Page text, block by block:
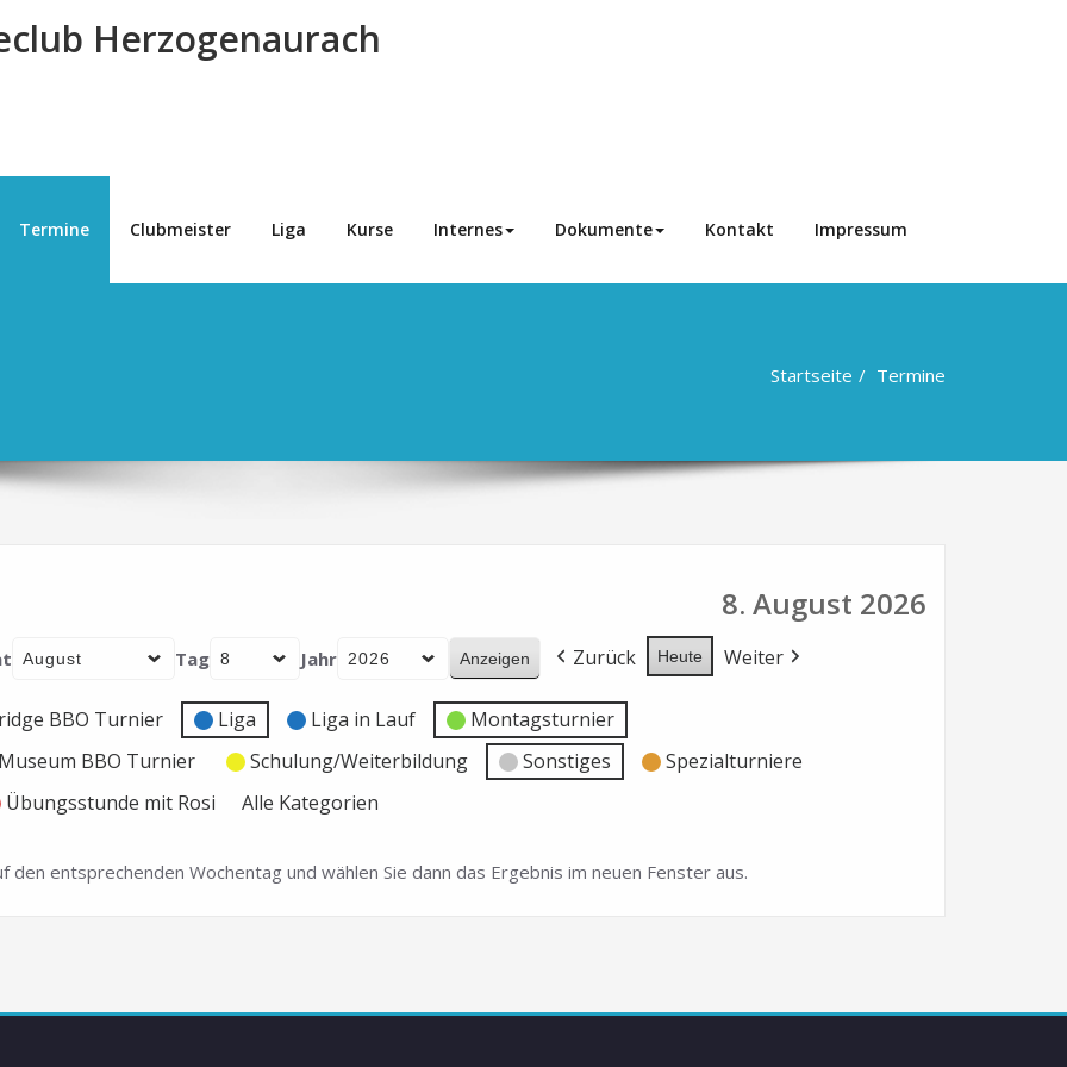
Herzogenaurach
Termine Clubmeister Liga Kurse Internes Dokumente Kontakt Impressum
Startseite Termine
8. August 2026
Tag Jahr Zurück Heute Weiter
BBO Turnier Liga Liga in Lauf
Montagsturnier
BBO Turnier
Schulung/Weiterbildung Sonstiges
Spezialturniere
Übungsstunde mit Rosi Alle Kategorien
den entsprechenden Wochentag und wählen Sie dann das Ergebnis im neuen Fenster aus.